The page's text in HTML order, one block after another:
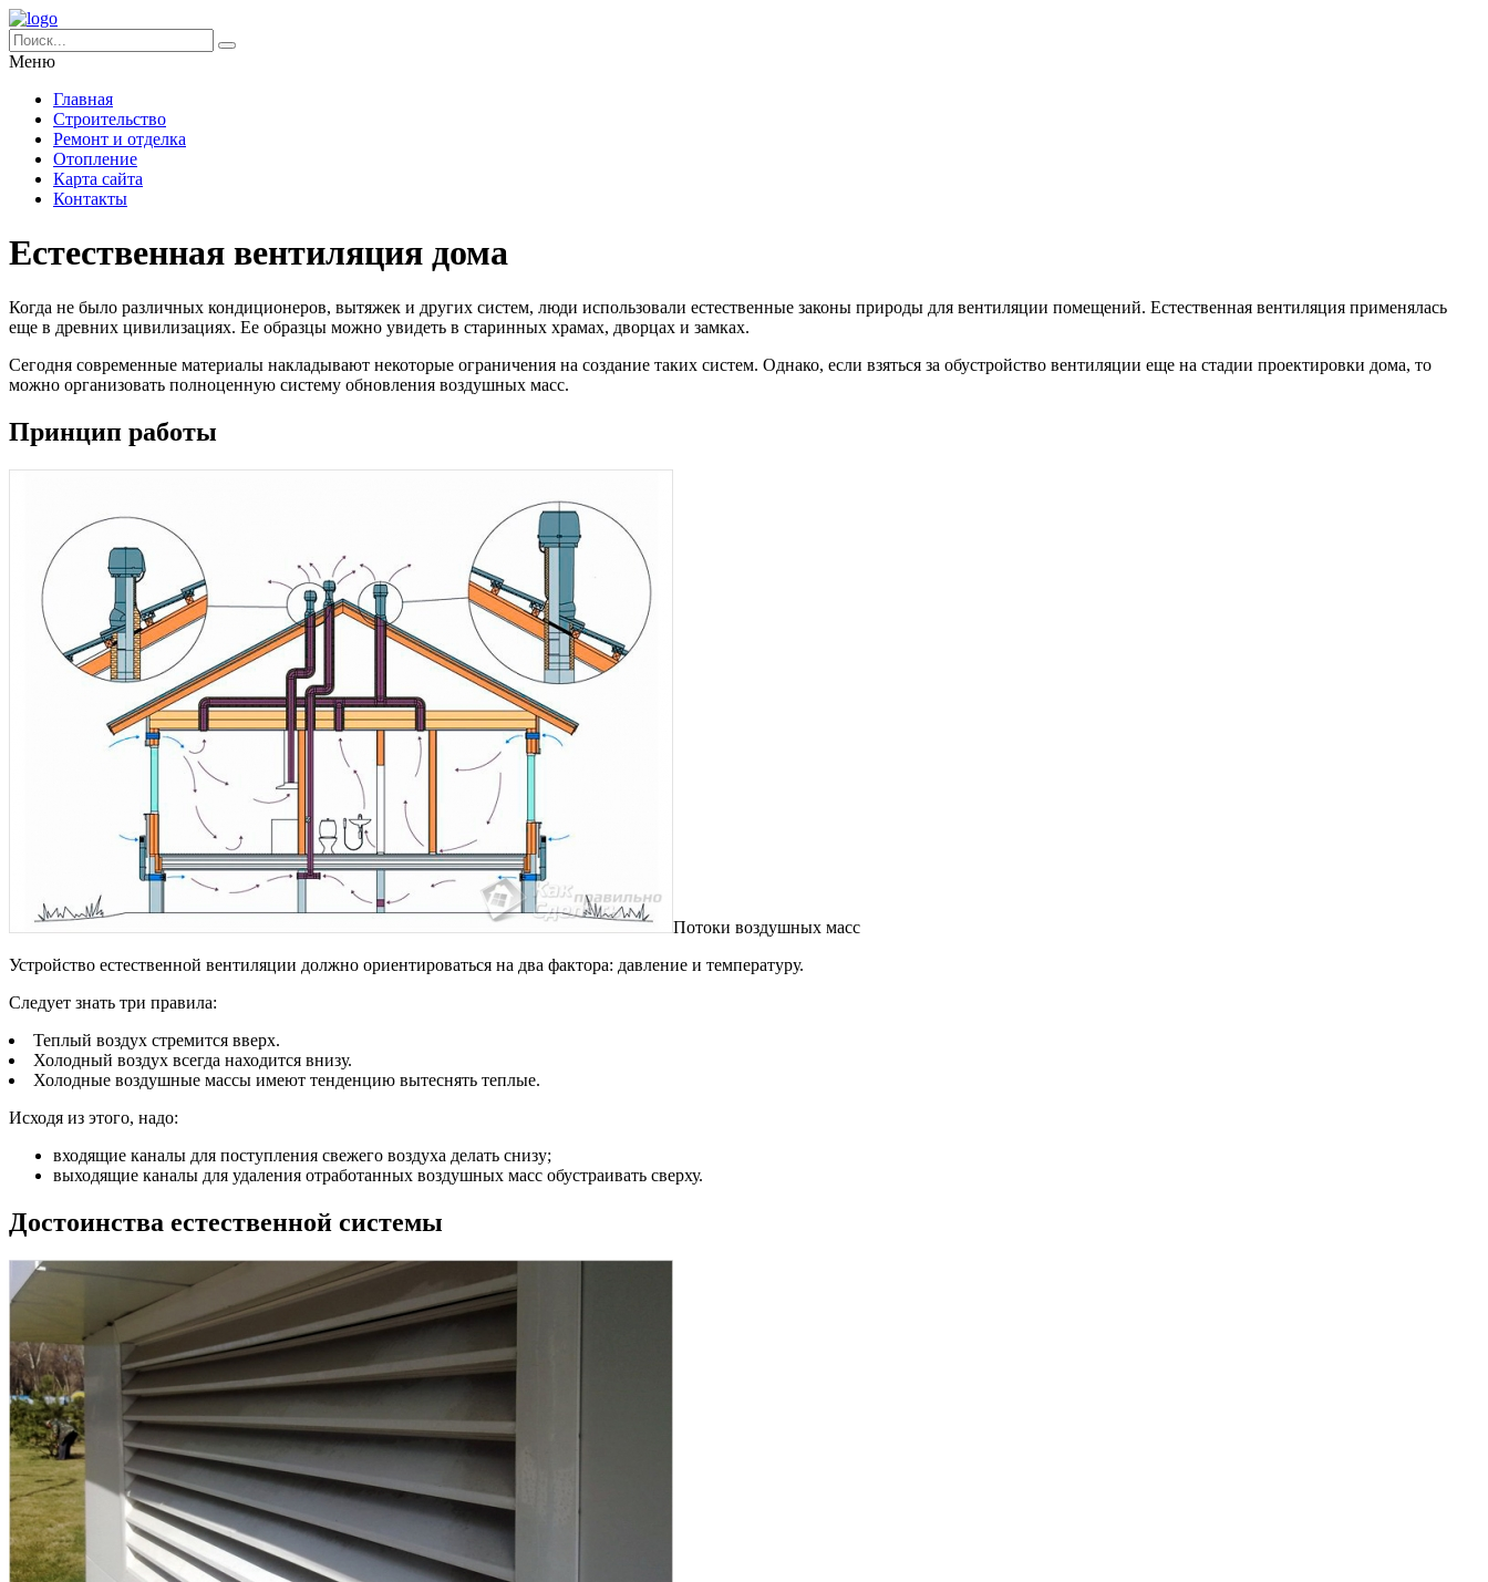
Меню
Главная
Строительство
Ремонт и отделка
Отопление
Карта сайта
Контакты
Естественная вентиляция дома
Когда не было различных кондиционеров, вытяжек и других систем, люди использовали естественные законы природы для вентиляции помещений. Естественная вентиляция применялась
еще в древних цивилизациях. Ее образцы можно увидеть в старинных храмах, дворцах и замках.
Сегодня современные материалы накладывают некоторые ограничения на создание таких систем. Однако, если взяться за обустройство вентиляции еще на стадии проектировки дома, то
можно организовать полноценную систему обновления воздушных масс.
Принцип работы
Потоки воздушных масс
Устройство естественной вентиляции должно ориентироваться на два фактора: давление и температуру.
Следует знать три правила:
Теплый воздух стремится вверх.
Холодный воздух всегда находится внизу.
Холодные воздушные массы имеют тенденцию вытеснять теплые.
Исходя из этого, надо:
входящие каналы для поступления свежего воздуха делать снизу;
выходящие каналы для удаления отработанных воздушных масс обустраивать сверху.
Достоинства естественной системы